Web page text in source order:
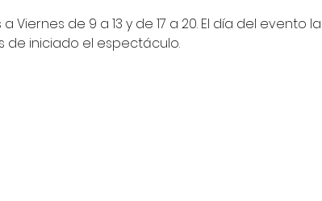
Viernes de 9 a 13 y de 17 a 20. El día del
de iniciado el espectáculo.